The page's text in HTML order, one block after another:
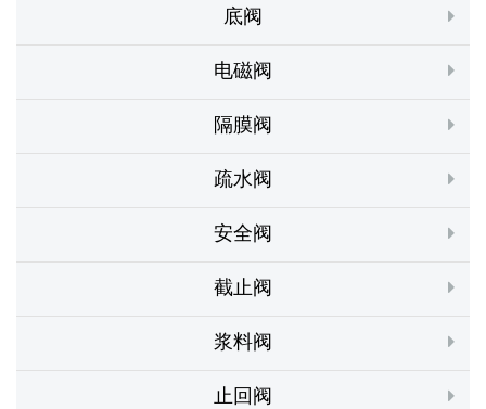
底阀
电磁阀
隔膜阀
疏水阀
安全阀
截止阀
浆料阀
止回阀